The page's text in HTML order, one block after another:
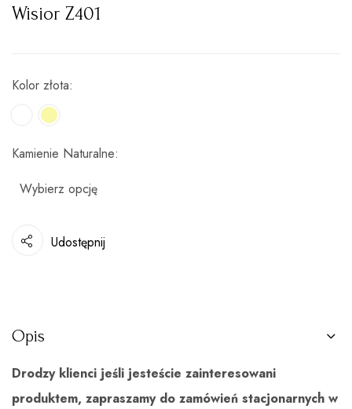
Wisior Z401
Kolor złota
Kamienie Naturalne
Udostępnij
Opis
Drodzy klienci jeśli jesteście zainteresowani
produktem, zapraszamy do zamówień stacjonarnych w